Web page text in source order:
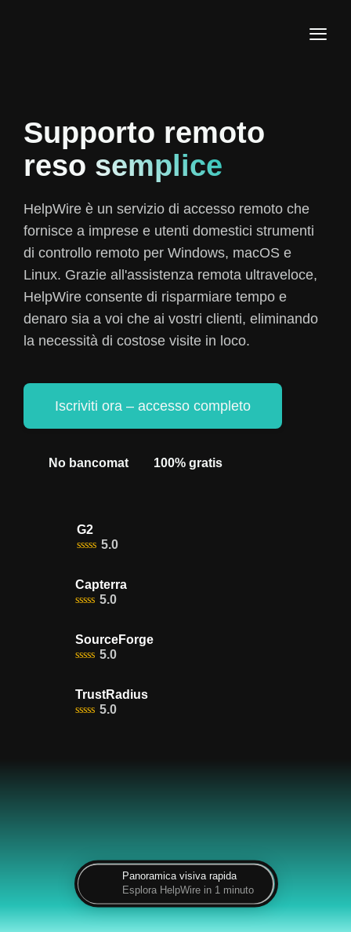
Supporto remoto
reso semplice
HelpWire è un servizio di accesso remoto che
fornisce a imprese e utenti domestici strumenti
di controllo remoto per Windows, macOS e
Linux. Grazie all'assistenza remota ultraveloce,
HelpWire consente di risparmiare tempo e
denaro sia a voi che ai vostri clienti, eliminando
la necessità di costose visite in loco.
Iscriviti ora – accesso completo
No bancomat 100% gratis
G2
5.0
Capterra
5.0
SourceForge
5.0
TrustRadius
5.0
Panoramica visiva rapida
Esplora HelpWire in 1 minuto